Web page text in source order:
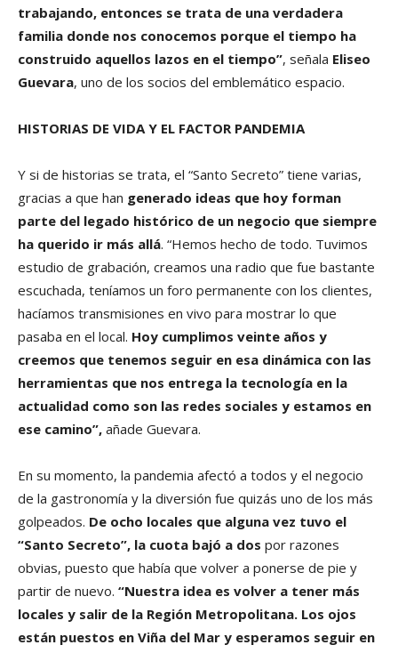
trabajando, entonces se trata de una verdadera
familia donde nos conocemos porque el tiempo ha
construido aquellos lazos en el tiempo”, señala Eliseo
Guevara, uno de los socios del emblemático espacio.
HISTORIAS DE VIDA Y EL FACTOR PANDEMIA
Y si de historias se trata, el “Santo Secreto” tiene varias,
gracias a que han generado ideas que hoy forman
parte del legado histórico de un negocio que siempre
ha querido ir más allá. “Hemos hecho de todo. Tuvimos
estudio de grabación, creamos una radio que fue bastante
escuchada, teníamos un foro permanente con los clientes,
hacíamos transmisiones en vivo para mostrar lo que
pasaba en el local. Hoy cumplimos veinte años y
creemos que tenemos seguir en esa dinámica con las
herramientas que nos entrega la tecnología en la
actualidad como son las redes sociales y estamos en
ese camino”, añade Guevara.
En su momento, la pandemia afectó a todos y el negocio
de la gastronomía y la diversión fue quizás uno de los más
golpeados. De ocho locales que alguna vez tuvo el
“Santo Secreto”, la cuota bajó a dos por razones
obvias, puesto que había que volver a ponerse de pie y
partir de nuevo. “Nuestra idea es volver a tener más
locales y salir de la Región Metropolitana. Los ojos
están puestos en Viña del Mar y esperamos seguir en